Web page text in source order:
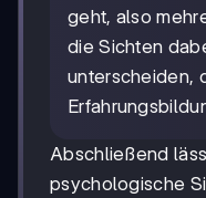
geht, also
die Sichten
unterscheiden,
Abschließend
psychologische